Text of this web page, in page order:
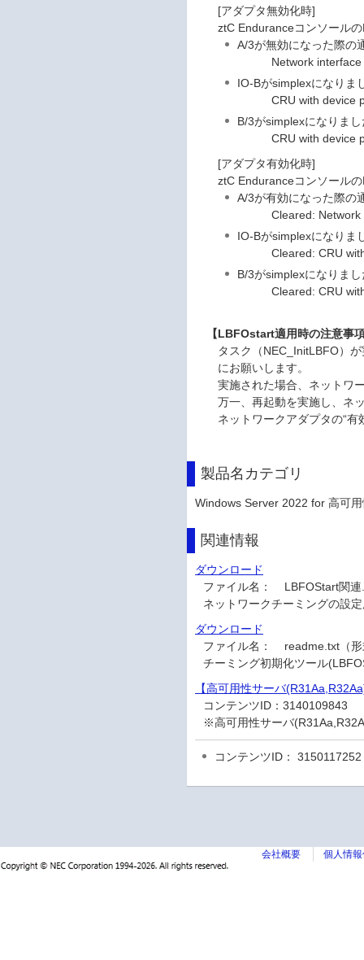
[アダプタ無効化時]
ztC Enduranceコンソール
A/3が無効になった際の
Network interface IO
IO-Bがsimplexになりま
CRU with device
B/3がsimplexになりまし
CRU with device
[アダプタ有効化時]
ztC Enduranceコンソール
A/3が有効になった際の
Cleared: Network
IO-Bがsimplexになりま
Cleared: CRU with
B/3がsimplexになりまし
Cleared: CRU with
【LBFOstart適用時の注意事
タスク（NEC_InitLBFO）
にお願いします。
実施された場合、ネットワ
万一、再起動を実施し、ネ
ネットワークアダプタの“有
製品名カテゴリ
Windows Server 2022 for 高可
関連情報
ダウンロード
ファイル名：
LBFOStart関
ネットワークチーミングの設
ダウンロード
ファイル名：
readme.txt（
チーミング初期化ツール
【高可用性サーバ
コンテンツID：3140109843
※高可用性サーバ
コンテンツID： 3150117252
会社概要 個人情